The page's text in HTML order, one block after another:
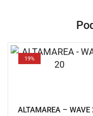
19%
ALTAMAREA – WAVE